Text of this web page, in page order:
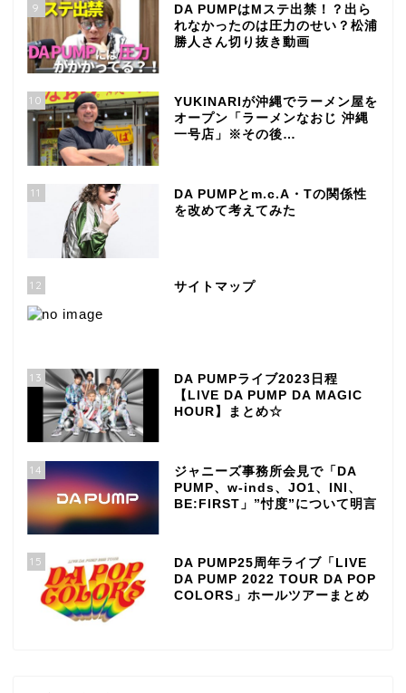
9
DA PUMPはMステ出禁！？出ら
れなかったのは圧力のせい？松浦
勝人さん切り抜き動画
10
YUKINARIが沖縄でラーメン屋を
オープン「ラーメンなおじ 沖縄
一号店」※その後…
11
DA PUMPとm.c.A・Tの関係性
を改めて考えてみた
12 サイトマップ
13
DA PUMPライブ2023日程
【LIVE DA PUMP DA MAGIC
HOUR】まとめ☆
14
ジャニーズ事務所会見で「DA
PUMP、w-inds、JO1、INI、
BE:FIRST」”忖度”について明言
15
DA PUMP25周年ライブ「LIVE
DA PUMP 2022 TOUR DA POP
COLORS」ホールツアーまとめ